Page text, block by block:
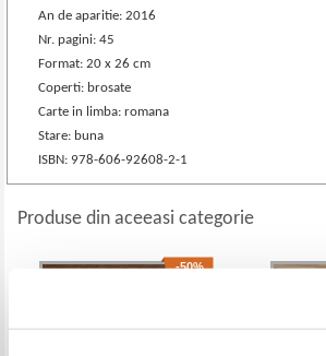
An de aparitie: 2016
Nr. pagini: 45
Format: 20 x 26 cm
Coperti: brosate
Carte in limba: romana
Stare: buna
ISBN: 978-606-92608-2-1
Produse din aceeasi categorie
-50%